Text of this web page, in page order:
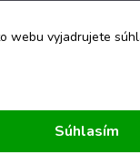
webu vyjadrujete
Súhlasím